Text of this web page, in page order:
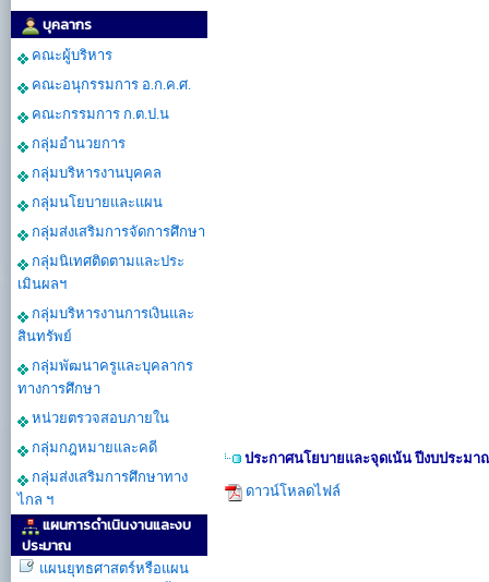
บุคลากร
คณะผู้บริหาร
คณะอนุกรรมการ อ.ก.ค.ศ.
คณะกรรมการ ก.ต.ป.น
กลุ่มอำนวยการ
กลุ่มบริหารงานบุคคล
กลุ่มนโยบายและแผน
กลุ่มส่งเสริมการจัดการศึกษา
กลุ่มนิเทศติดตามและประ
เมินผลฯ
กลุ่มบริหารงานการเงินและ
สินทรัพย์
กลุ่มพัฒนาครูและบุคลากร
ทางการศึกษา
หน่วยตรวจสอบภายใน
กลุ่มกฎหมายและคดี
กลุ่มส่งเสริมการศึกษาทาง
ไกล ฯ
แผนการดำเนินงานและงบ
ประมาณ
แผนยุทธศาสตร์หรือแผน
ประกาศนโยบายและจุดเน้น ปีงบประมา
ดาวน์โหลดไฟล์